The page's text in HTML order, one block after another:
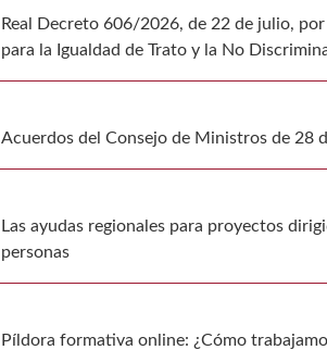
Real Decreto 606/2026, de 22 de julio,
para la Igualdad de Trato y la No
Acuerdos del Consejo de Ministros de 28
Las ayudas regionales para proyectos
personas
Píldora formativa online: ¿Cómo